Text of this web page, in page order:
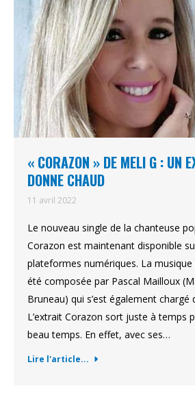
« CORAZON » DE MELI G : UN
DONNE CHAUD
11 avril 2022
Le nouveau single de la chanteuse
Corazon est maintenant disponible
plateformes numériques. La
été composée par Pascal Mailloux
Bruneau) qui s’est également chargé
L’extrait Corazon sort juste à temps
beau temps. En effet, avec ses…
Lire l'article...